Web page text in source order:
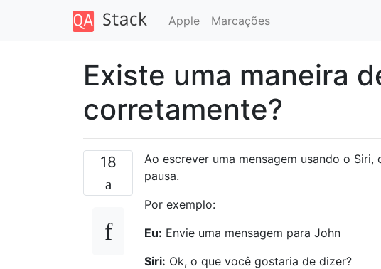
Apple Marcações
Existe uma maneira
corretamente?
18
Ao escrever uma mensagem usando o
pausa.
Por exemplo:
Eu: Envie uma mensagem para John
Siri: Ok, o que você gostaria de dizer?